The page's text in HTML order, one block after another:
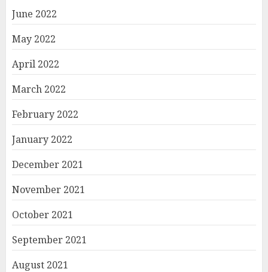
June 2022
May 2022
April 2022
March 2022
February 2022
January 2022
December 2021
November 2021
October 2021
September 2021
August 2021